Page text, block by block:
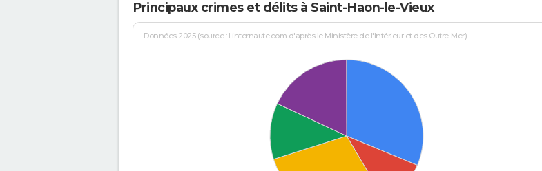
Principaux crimes et délits à Saint-Haon-le-Vieux
Données 2025 (source : Linternaute.com d'après le Ministère de l'Intérieur et des Outre-Mer)